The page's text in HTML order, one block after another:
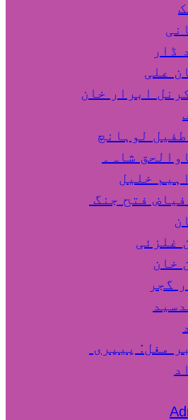
ڈار
علی
ابرار خان
لوہانچ
شاہ۔
خلیل
فتح جنگ
غلزئی
خان
گجر
مغل: پیپری